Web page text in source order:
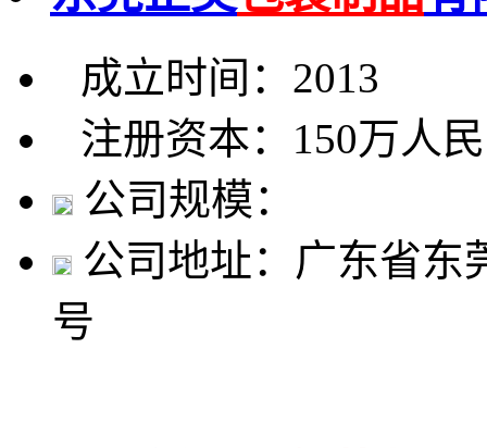
成立时间：2013
注册资本：150万人
公司规模：
公司地址：广东省东
号